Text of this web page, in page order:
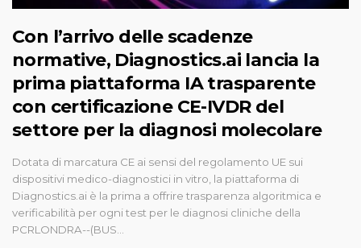
Con l’arrivo delle scadenze
normative, Diagnostics.ai lancia la
prima piattaforma IA trasparente
con certificazione CE-IVDR del
settore per la diagnosi molecolare
Dotata di marcatura CE ai sensi del regolamento UE sui
dispositivi medico-diagnostici in vitro, la piattaforma di
Diagnostics.ai è la prima a offrire trasparenza algoritmica e
verificabilità per ogni test per le diagnosi cliniche della
PCRLONDRA--(BUS...